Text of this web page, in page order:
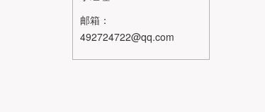
邮箱：
492724722@qq.com